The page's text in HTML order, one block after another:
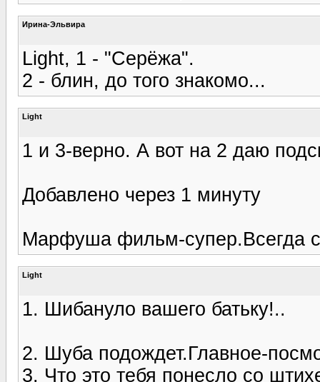
Ирина-Эльвира
Light, 1 - "Серёжа".
2 - блин, до того знакомо...
Light
1 и 3-верно. А вот на 2 даю
Добавлено через 1 минуту
Марфуша фильм-супер.Всегда
Light
1. Шибануло вашего батьку!..
2. Шуба подождет.Главное-
3. Что это тебя понесло со